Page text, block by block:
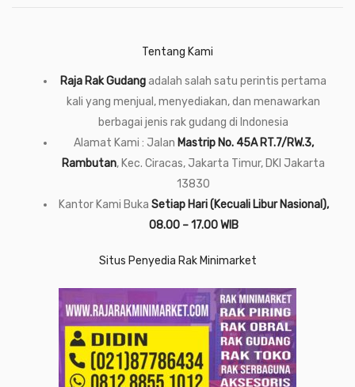
Tentang Kami
Raja Rak Gudangadalah salah satu perintis pertama
kali yang menjual, menyediakan, dan menawarkan
berbagai jenis rak gudang di Indonesia
Alamat Kami : Jalan Mastrip No. 45A RT.7/RW.3,
Rambutan, Kec. Ciracas, Jakarta Timur, DKI Jakarta
13830
Kantor Kami Buka Setiap Hari (Kecuali Libur Nasional),
08.00 – 17.00 WIB
Situs Penyedia Rak Minimarket